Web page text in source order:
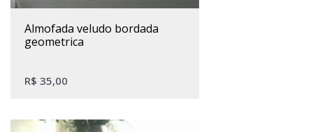
almofada veludo bordada
geometrica
R$ 35,00